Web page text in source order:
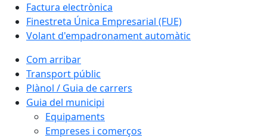
Factura electrònica
Finestreta Única Empresarial (FUE)
Volant d'empadronament automàtic
Com arribar
Transport públic
Plànol / Guia de carrers
Guia del municipi
Equipaments
Empreses i comerços